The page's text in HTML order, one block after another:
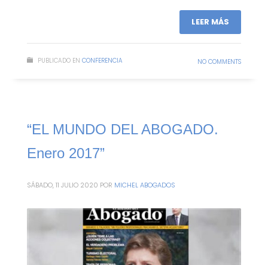
LEER MÁS
PUBLICADO EN CONFERENCIA NO COMMENTS
“EL MUNDO DEL ABOGADO.
Enero 2017”
SÁBADO, 11 JULIO 2020 POR MICHEL ABOGADOS